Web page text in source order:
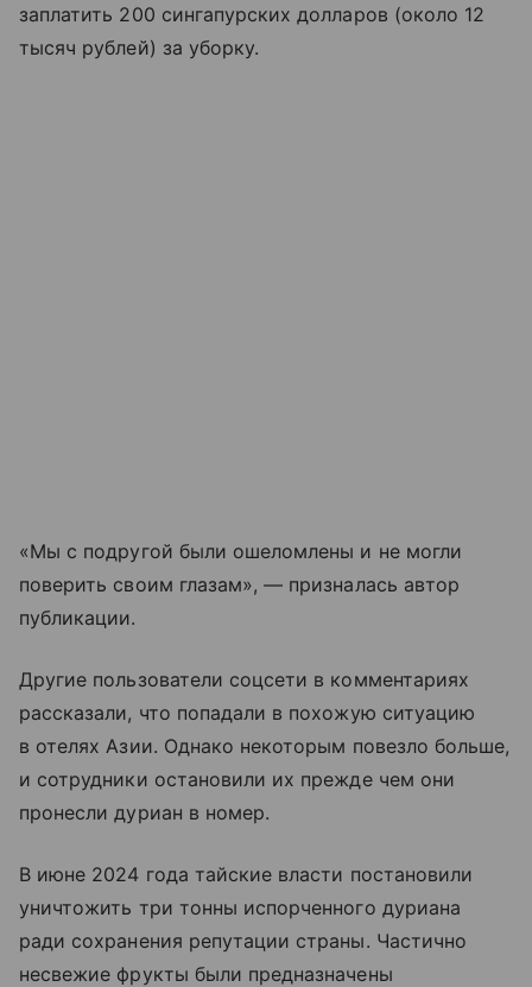
заплатить 200 сингапурских долларов (около 12
тысяч рублей) за уборку.
«Мы с подругой были ошеломлены и не могли
поверить своим глазам», — призналась автор
публикации.
Другие пользователи соцсети в комментариях
рассказали, что попадали в похожую ситуацию
в отелях Азии. Однако некоторым повезло больше,
и сотрудники остановили их прежде чем они
пронесли дуриан в номер.
В июне 2024 года тайские власти постановили
уничтожить три тонны испорченного дуриана
ради сохранения репутации страны. Частично
несвежие фрукты были предназначены